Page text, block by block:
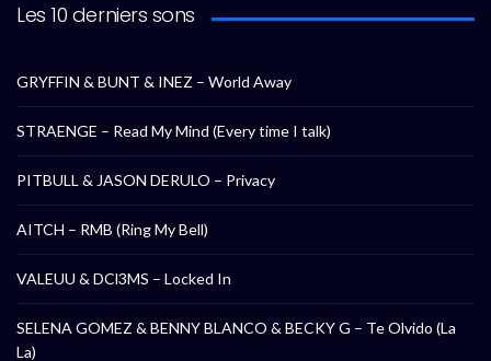
Les 10 derniers sons
GRYFFIN & BUNT & INEZ – World Away
STRAENGE – Read My Mind (Every time I talk)
PITBULL & JASON DERULO – Privacy
AITCH – RMB (Ring My Bell)
VALEUU & DCl3MS – Locked In
SELENA GOMEZ & BENNY BLANCO & BECKY G – Te Olvido (La
La)